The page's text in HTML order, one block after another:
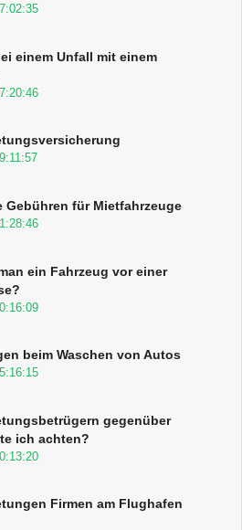
einem Unfall mit einem
Gebühren für Mietfahrzeuge
ein Fahrzeug vor einer
beim Waschen von Autos
gegenüber
ich achten?
Firmen am Flughafen